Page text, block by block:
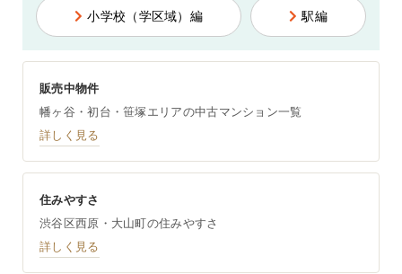
小学校（学区域）編 駅編
販売中物件
幡ヶ谷・初台・笹塚エリアの中古マンション一覧
詳しく見る
住みやすさ
渋谷区西原・大山町の住みやすさ
詳しく見る